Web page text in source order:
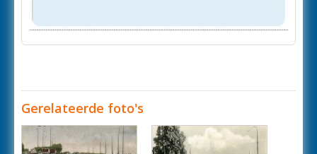
Gerelateerde foto's